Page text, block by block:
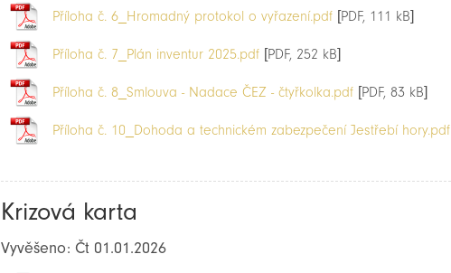
Příloha č. 6_Hromadný protokol o vyřazení.pdf [PDF, 111 kB]
Příloha č. 7_Plán inventur 2025.pdf [PDF, 252 kB]
Příloha č. 8_Smlouva - Nadace ČEZ - čtyřkolka.pdf [PDF, 83 kB]
Příloha č. 10_Dohoda a technickém zabezpečení Jestřebí hory.pdf
Krizová karta
Vyvěšeno: Čt 01.01.2026